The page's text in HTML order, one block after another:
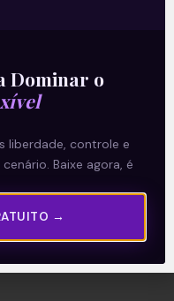
Dominar o
liberdade, controle e
Baixe agora, é
→